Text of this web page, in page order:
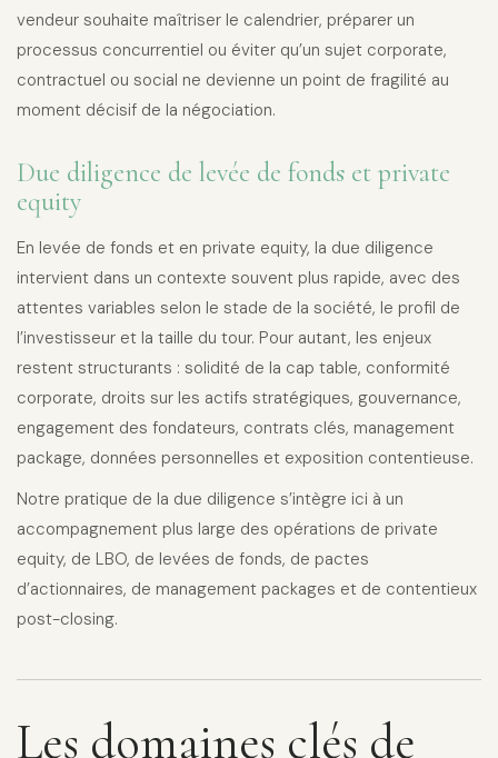
vendeur souhaite maîtriser le calendrier, préparer un
processus concurrentiel ou éviter qu’un sujet corporate,
contractuel ou social ne devienne un point de fragilité au
moment décisif de la négociation.
Due diligence de levée de fonds et private
equity
En levée de fonds et en private equity, la due diligence
intervient dans un contexte souvent plus rapide, avec des
attentes variables selon le stade de la société, le profil de
l’investisseur et la taille du tour. Pour autant, les enjeux
restent structurants : solidité de la cap table, conformité
corporate, droits sur les actifs stratégiques, gouvernance,
engagement des fondateurs, contrats clés, management
package, données personnelles et exposition contentieuse.
Notre pratique de la due diligence s’intègre ici à un
accompagnement plus large des opérations de private
equity, de LBO, de levées de fonds, de pactes
d’actionnaires, de management packages et de contentieux
post-closing.
Les domaines clés de